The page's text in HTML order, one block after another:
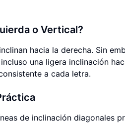
o Vertical?
hacia la derecha. Sin
una ligera inclinación
a cada letra.
de inclinación diagonales